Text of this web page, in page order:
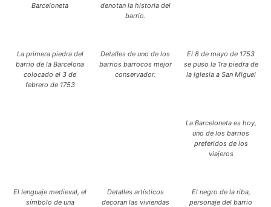
Barceloneta
denotan la historia del
barrio.
La primera piedra del
barrio de la Barcelona
colocado el 3 de
febrero de 1753
Detalles de uno de los
barrios barrocos mejor
conservador.
El 8 de mayo de 1753
se puso la 1ra piedra de
la iglesia a San Miguel
La Barceloneta es hoy,
uno de los barrios
preferidos de los
viajeros
El lenguaje medieval, el
símbolo de una
Detalles artísticos
decoran las viviendas
El negro de la riba,
personaje del barrio